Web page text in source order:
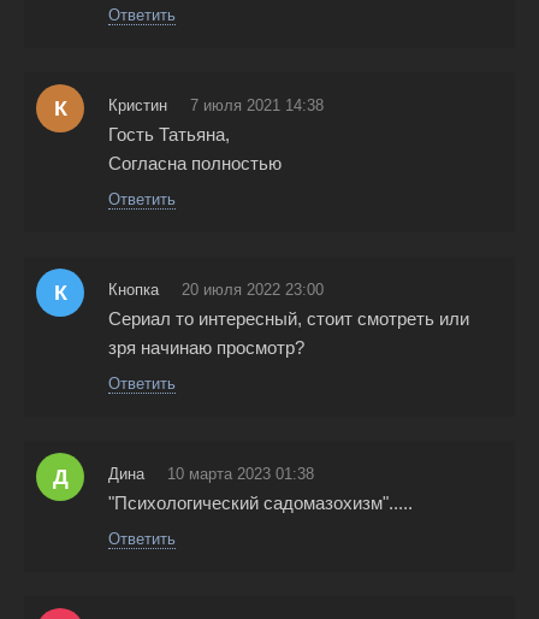
Ответить
К Кристин 7 июля 2021 14:38
Гость Татьяна,
Согласна полностью
Ответить
К Кнопка 20 июля 2022 23:00
Сериал то интересный, стоит смотреть или
зря начинаю просмотр?
Ответить
Д Дина 10 марта 2023 01:38
"Психологический садомазохизм".....
Ответить